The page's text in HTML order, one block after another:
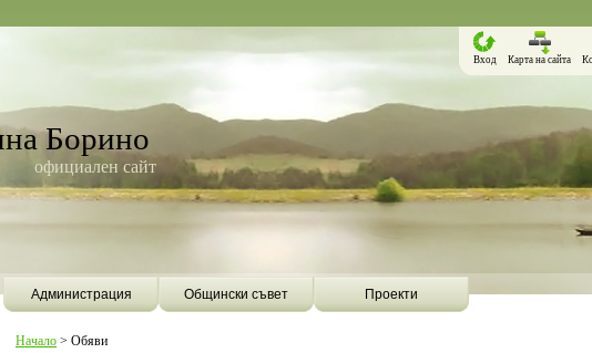
Борино
официален сайт
Вход Карта на сайта
Администрация Общински съвет
Проекти
Начало > Обяви